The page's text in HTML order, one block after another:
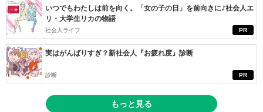
PR
いつでもわたしは前を向く。「女の子の日」を前向きに♪社会人エ
リ・大学生リカの物語
社会人ライフ
PR
実はがんばりすぎ？新社会人『お疲れ度』診断
診断
もっと見る